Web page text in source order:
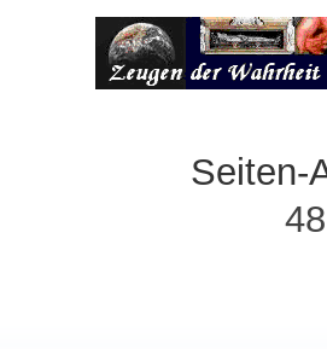
Seiten-